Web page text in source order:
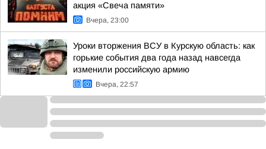
акция «Свеча памяти»
Вчера, 23:00
Уроки вторжения ВСУ в Курскую область: как
горькие события два года назад навсегда
изменили российскую армию
Вчера, 22:57